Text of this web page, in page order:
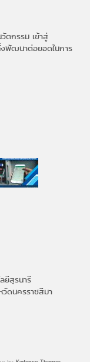
ตกรรม เข้าสู่
พัฒนาต่อยอดในการ
ยีสุรนารี
วัดนครราชสีมา